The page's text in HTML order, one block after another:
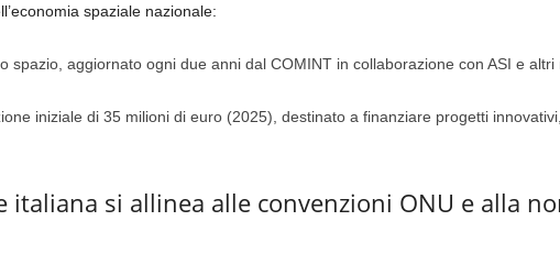
spaziale nazionale:
spazio, aggiornato ogni due anni dal COMINT in collaborazione con ASI e altri
iniziale di 35 milioni di euro (2025), destinato a finanziare progetti
si allinea alle convenzioni ONU e alla